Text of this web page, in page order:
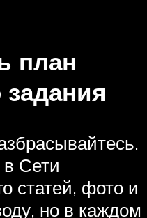
план
задания
в Сети
статей, фото и
но в каждом